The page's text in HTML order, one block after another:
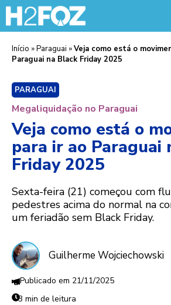
Início »Paraguai »Veja como está o
Paraguai na Black Friday 2025
PARAGUAI
Megaliquidação no Paraguai
Veja como está o
para ir ao Paraguai
Friday 2025
Sexta-feira (21) começou com
pedestres acima do normal na
um feriadão sem Black Friday.
Guilherme Wojciechowski
21/11/2025
3 min de leitura